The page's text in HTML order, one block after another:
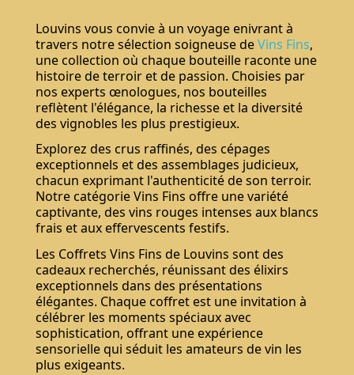
Louvins vous convie à un voyage enivrant à
travers notre sélection soigneuse deVins Fins,
une collection où chaque bouteille raconte une
histoire de terroir et de passion. Choisies par
nos experts œnologues, nos bouteilles
reflètent l'élégance, la richesse et la diversité
des vignobles les plus prestigieux.
Explorez des crus raffinés, des cépages
exceptionnels et des assemblages judicieux,
chacun exprimant l'authenticité de son terroir.
Notre catégorie Vins Fins offre une variété
captivante, des vins rouges intenses aux blancs
frais et aux effervescents festifs.
Les Coffrets Vins Fins de Louvins sont des
cadeaux recherchés, réunissant des élixirs
exceptionnels dans des présentations
élégantes. Chaque coffret est une invitation à
célébrer les moments spéciaux avec
sophistication, offrant une expérience
sensorielle qui séduit les amateurs de vin les
plus exigeants.